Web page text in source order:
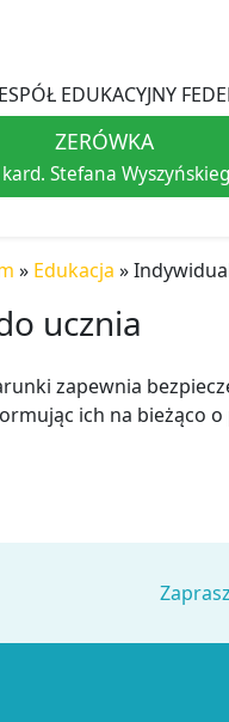
EDUKACYJNY
ZERÓWKA
Stefana
» Edukacja »
ucznia
zapewnia
ich na bieżąco